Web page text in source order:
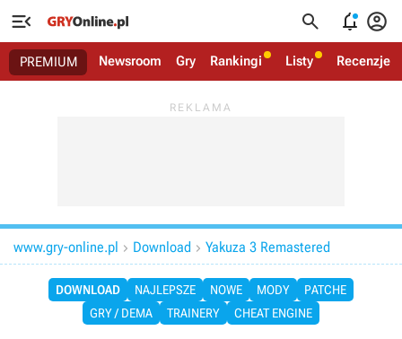
   
PREMIUM Newsroom Gry Rankingi Listy Recenzje
www.gry-online.pl  Download  Yakuza 3 Remastered
DOWNLOAD NAJLEPSZE NOWE MODY
PATCHE
GRY / DEMA
TRAINERY CHEAT ENGINE